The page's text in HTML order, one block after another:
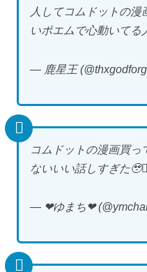
人してコムドットの
いポエムで心動いてる
— 鹿星王
コムドットの漫画買っ
ないいい話しすぎた
— ︎︎︎︎❤︎︎︎︎︎ゆまち❤︎